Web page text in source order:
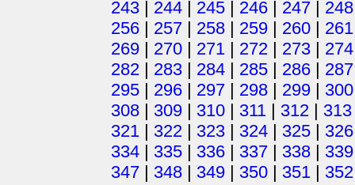
243 | 244 | 245 | 246 | 247 | 248
256 | 257 | 258 | 259 | 260 | 261
269 | 270 | 271 | 272 | 273 | 274
282 | 283 | 284 | 285 | 286 | 287
295 | 296 | 297 | 298 | 299 | 300
308 | 309 | 310 | 311 | 312 | 313
321 | 322 | 323 | 324 | 325 | 326
334 | 335 | 336 | 337 | 338 | 339
347 | 348 | 349 | 350 | 351 | 352